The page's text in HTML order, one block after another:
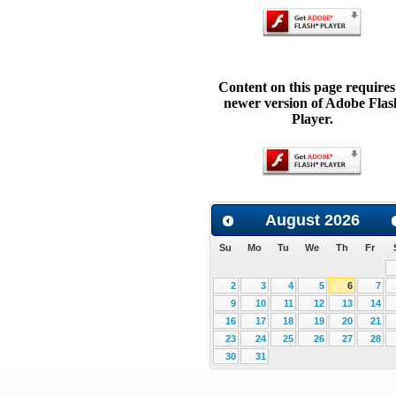
Content on this page
newer version of Adobe
Player.
August 2026
Su Mo Tu We Th Fr
2
3 4 5 6 7
9
10 11 12 13 14
16
17 18 19 20 21
23
24 25 26 27 28
30
31